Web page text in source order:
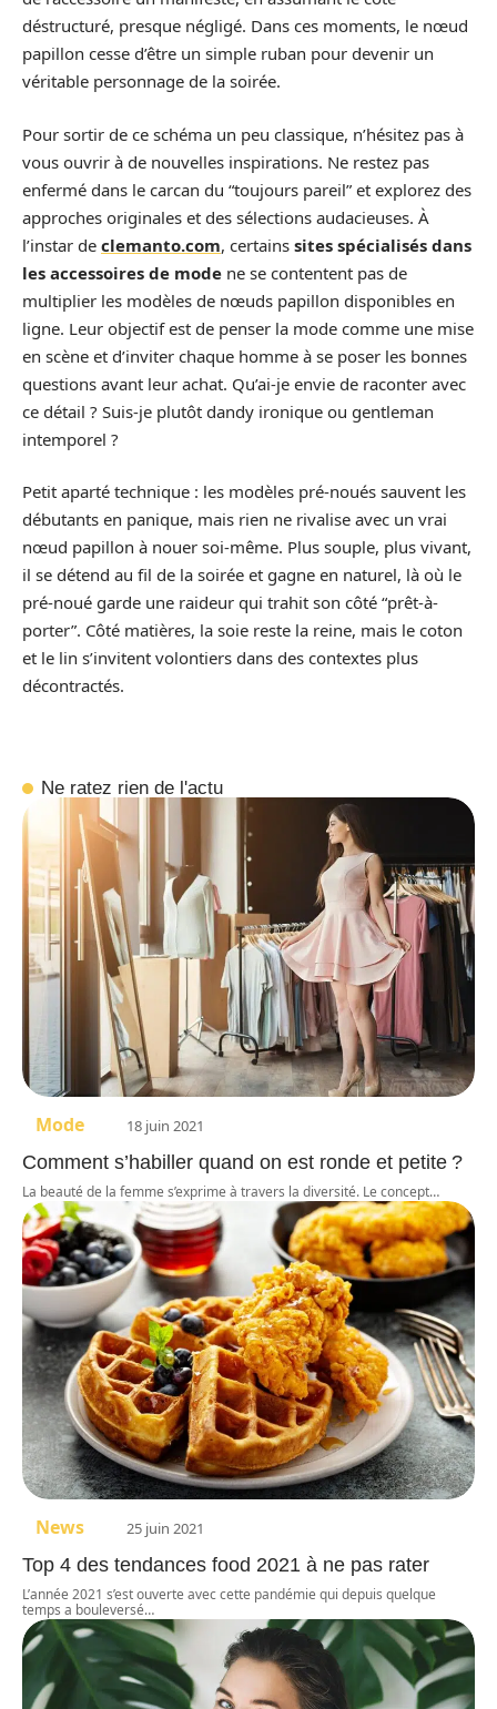
déstructuré, presque négligé. Dans ces moments, le nœud
papillon cesse d’être un simple ruban pour devenir un
véritable personnage de la soirée.
Pour sortir de ce schéma un peu classique, n’hésitez pas à
vous ouvrir à de nouvelles inspirations. Ne restez pas
enfermé dans le carcan du “toujours pareil” et explorez des
approches originales et des sélections audacieuses. À
l’instar de clemanto.com, certains sites spécialisés dans
les accessoires de mode ne se contentent pas de
multiplier les modèles de nœuds papillon disponibles en
ligne. Leur objectif est de penser la mode comme une mise
en scène et d’inviter chaque homme à se poser les bonnes
questions avant leur achat. Qu’ai-je envie de raconter avec
ce détail ? Suis-je plutôt dandy ironique ou gentleman
intemporel ?
Petit aparté technique : les modèles pré-noués sauvent les
débutants en panique, mais rien ne rivalise avec un vrai
nœud papillon à nouer soi-même. Plus souple, plus vivant,
il se détend au fil de la soirée et gagne en naturel, là où le
pré-noué garde une raideur qui trahit son côté “prêt-à-
porter”. Côté matières, la soie reste la reine, mais le coton
et le lin s’invitent volontiers dans des contextes plus
décontractés.
Ne ratez rien de l'actu
Mode 18 juin 2021
Comment s’habiller quand on est ronde et petite ?
La beauté de la femme s’exprime à travers la diversité. Le concept…
News 25 juin 2021
Top 4 des tendances food 2021 à ne pas rater
L’année 2021 s’est ouverte avec cette pandémie qui depuis quelque
temps a bouleversé…